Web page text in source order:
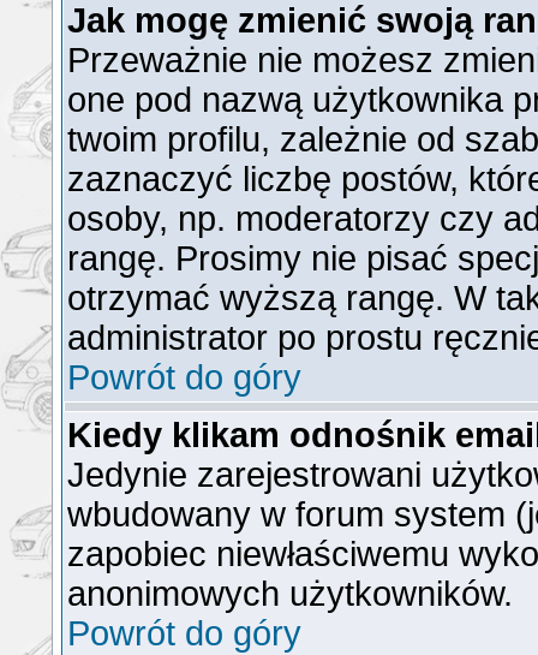
Jak mogę zmienić swoją
Przeważnie nie możesz
one pod nazwą użytkownika
twoim profilu, zależnie od
zaznaczyć liczbę postów,
osoby, np. moderatorzy czy
rangę. Prosimy nie pisać
otrzymać wyższą rangę. W
administrator po prostu
Powrót do góry
Kiedy klikam odnośnik
Jedynie zarejestrowani
wbudowany w forum system
zapobiec niewłaściwemu
anonimowych użytkowników.
Powrót do góry